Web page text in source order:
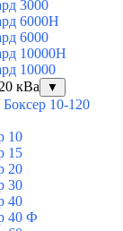
3000
6000H
6000
10000H
10000
кВа
▼
10-120
10
15
20
30
40
40 Ф